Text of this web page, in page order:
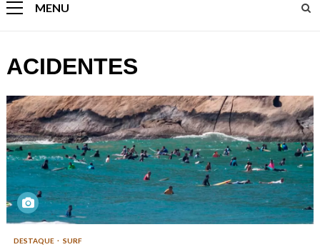
PrimaryMENU
ACIDENTES
DESTAQUE SURF